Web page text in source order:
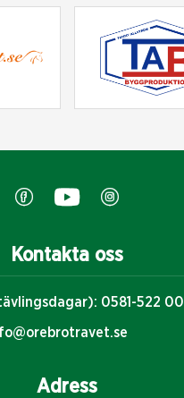
Kontakta oss
0581-522 00
Adress